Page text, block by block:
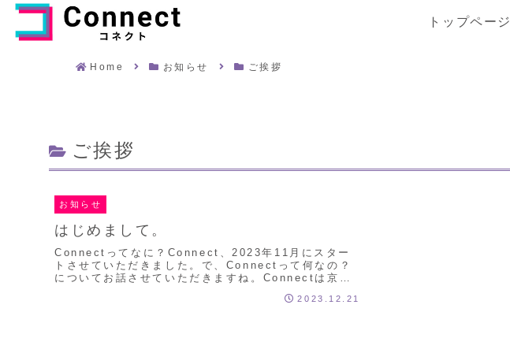
トップページ
Home お知らせ ご挨拶
ご挨拶
お知らせ
はじめまして。
Connectってなに？Connect、2023年11月にスター
トさせていただきました。で、Connectって何なの？
についてお話させていただきますね。Connectは京都
2023.12.21